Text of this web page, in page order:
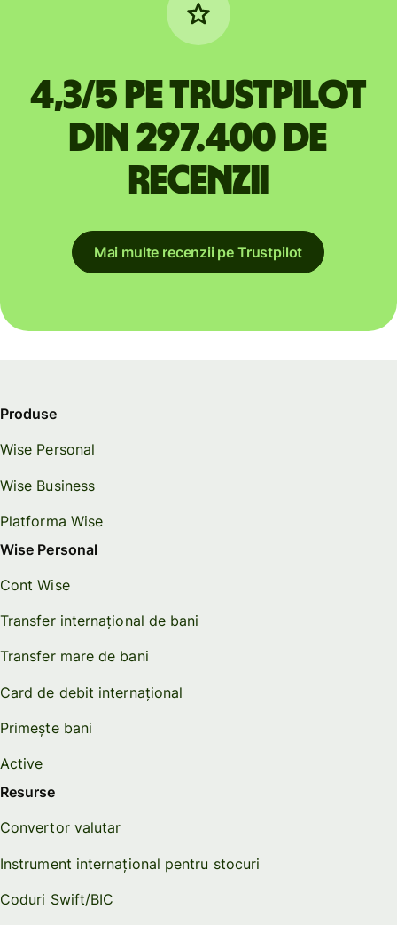
4,3/5 pe Trustpilot
din 297.400 de
recenzii
Mai multe recenzii pe Trustpilot
Produse
Wise Personal
Wise Business
Platforma Wise
Wise Personal
Cont Wise
Transfer internațional de bani
Transfer mare de bani
Card de debit internațional
Primește bani
Active
Resurse
Convertor valutar
Instrument internațional pentru stocuri
Coduri Swift/BIC